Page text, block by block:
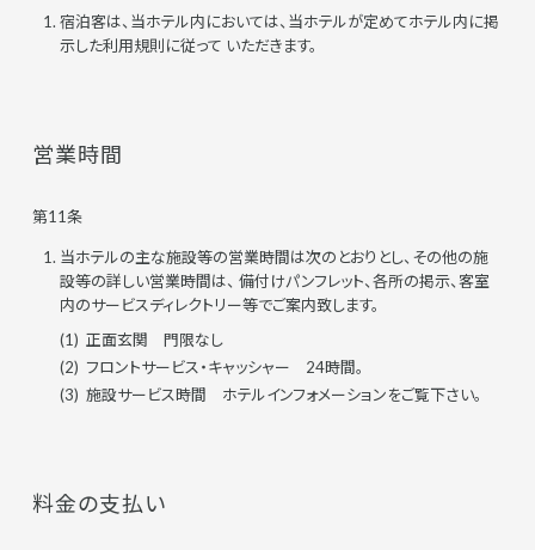
宿泊客は、当ホテル内においては、当ホテルが定めてホテル内に掲
示した利用規則に従って いただきます。
営業時間
第11条
当ホテルの主な施設等の営業時間は次のとおりとし、その他の施
設等の詳しい営業時間は、 備付けパンフレット、各所の掲示、客室
内のサービスディレクトリー等でご案内致します。
正面玄関 門限なし
フロントサービス・キャッシャー 24時間。
施設サービス時間 ホテルインフォメーションをご覧下さい。
料金の支払い